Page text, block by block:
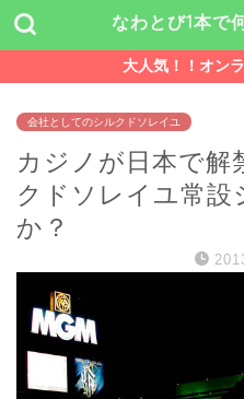
なわとび1本で
大人気！！オン
会社としてのシルクドソレイユ
カジノが日本で解
クドソレイユ常設
か？